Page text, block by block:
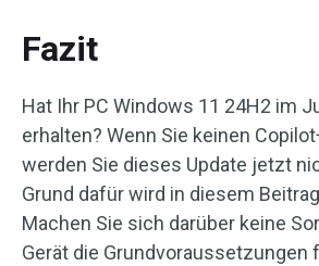
Fazit
Hat Ihr PC Windows 11 24H2 im
erhalten? Wenn Sie keinen
werden Sie dieses Update jetzt
Grund dafür wird in diesem
Machen Sie sich darüber keine
Gerät die Grundvoraussetzungen